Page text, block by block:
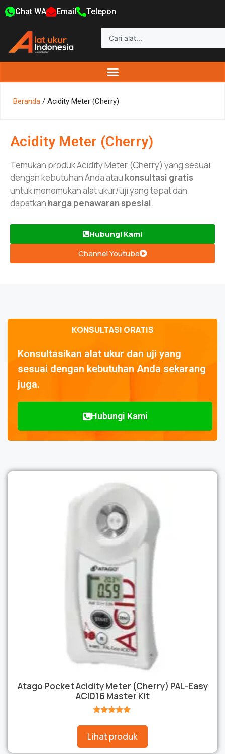
Chat WA Email Telepon
Beranda / Acidity Meter (Cherry)
Acidity Meter (Cherry)
Temukan produk Acidity Meter (Cherry) yang sesuai
dengan kebutuhan Anda atau konsultasi gratis
untuk menemukan alat ukur/uji yang tepat dan
dapatkan harga penawaran spesial.
Hubungi Kami
Channel Youtube
KONSULTASI GRATIS
Konsultasikan alat ukur dan uji yang
sesuai dengan kebutuhan Anda sekarang
juga.
Hubungi Kami
Atago Pocket Acidity Meter (Cherry) PAL-Easy
ACID16 Master Kit
Lihat produk